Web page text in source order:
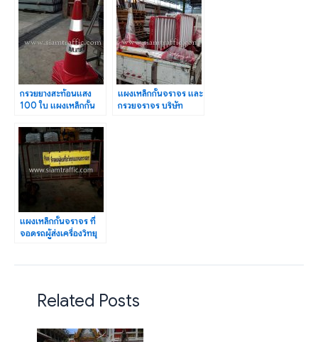
กรวยยางสะท้อนแสง
100 ใบ แผงเหล็กกั้น
ยางพร
แผงเหล็กกั้นจราจร และ
กรวยจราจร บริษัท
แผงเหล็กกั้นจราจร ที่
จอดรถผู้ส่งเครื่องวิทยุ
Related Posts